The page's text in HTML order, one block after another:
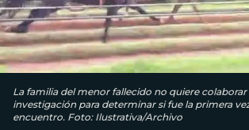
La familia del menor fallecido no quiere colaborar
investigación para determinar si fue la primera
encuentro. Foto: Ilustrativa/Archivo